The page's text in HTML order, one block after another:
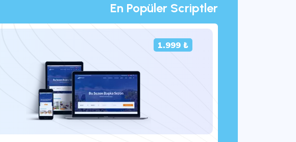
En Popüler Scriptler
1.999 ₺